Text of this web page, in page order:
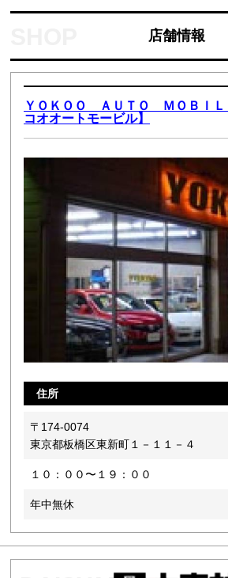
店舗情報
ＹＯＫＯＯ ＡＵＴＯ ＭＯＢＩ
コオオートモービル】
住所
〒174-0074
東京都板橋区東新町１－１１－４
１０：００〜１９：００
年中無休